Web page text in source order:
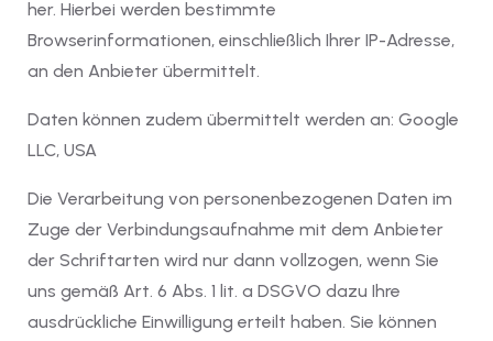
her. Hierbei werden bestimmte
Browserinformationen, einschließlich Ihrer IP-Adresse,
an den Anbieter übermittelt.
Daten können zudem übermittelt werden an: Google
LLC, USA
Die Verarbeitung von personenbezogenen Daten im
Zuge der Verbindungsaufnahme mit dem Anbieter
der Schriftarten wird nur dann vollzogen, wenn Sie
uns gemäß Art. 6 Abs. 1 lit. a DSGVO dazu Ihre
ausdrückliche Einwilligung erteilt haben. Sie können